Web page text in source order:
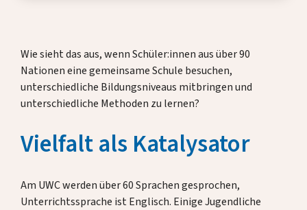
Aktuelles & Termine
Fördern & Unterstützen
Über uns
Wie sieht das aus, wenn Schüler:innen aus über 90
Nationen eine gemeinsame Schule besuchen,
unterschiedliche Bildungsniveaus mitbringen und
unterschiedliche Methoden zu lernen?
Vielfalt als Katalysator
Am UWC werden über 60 Sprachen gesprochen,
Unterrichtssprache ist Englisch. Einige Jugendliche